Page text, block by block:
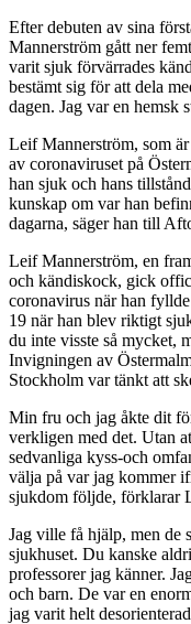
Efter debuten av sina
Mannerström gått ner
varit sjuk förvärrades
bestämt sig för att dela
dagen. Jag var en hemsk
Leif Mannerström, som
av coronaviruset på
han sjuk och hans
kunskap om var han
dagarna, säger han till
Leif Mannerström, en
och kändiskock, gick
coronavirus när han
19 när han blev riktigt
du inte visste så mycket,
Invigningen av
Stockholm var tänkt att
Min fru och jag åkte dit
verkligen med det. Utan
sedvanliga kyss-och
välja på var jag kommer
sjukdom följde, förklarar
Jag ville få hjälp, men de
sjukhuset. Du kanske
professorer jag känner.
och barn. De var en
jag varit helt